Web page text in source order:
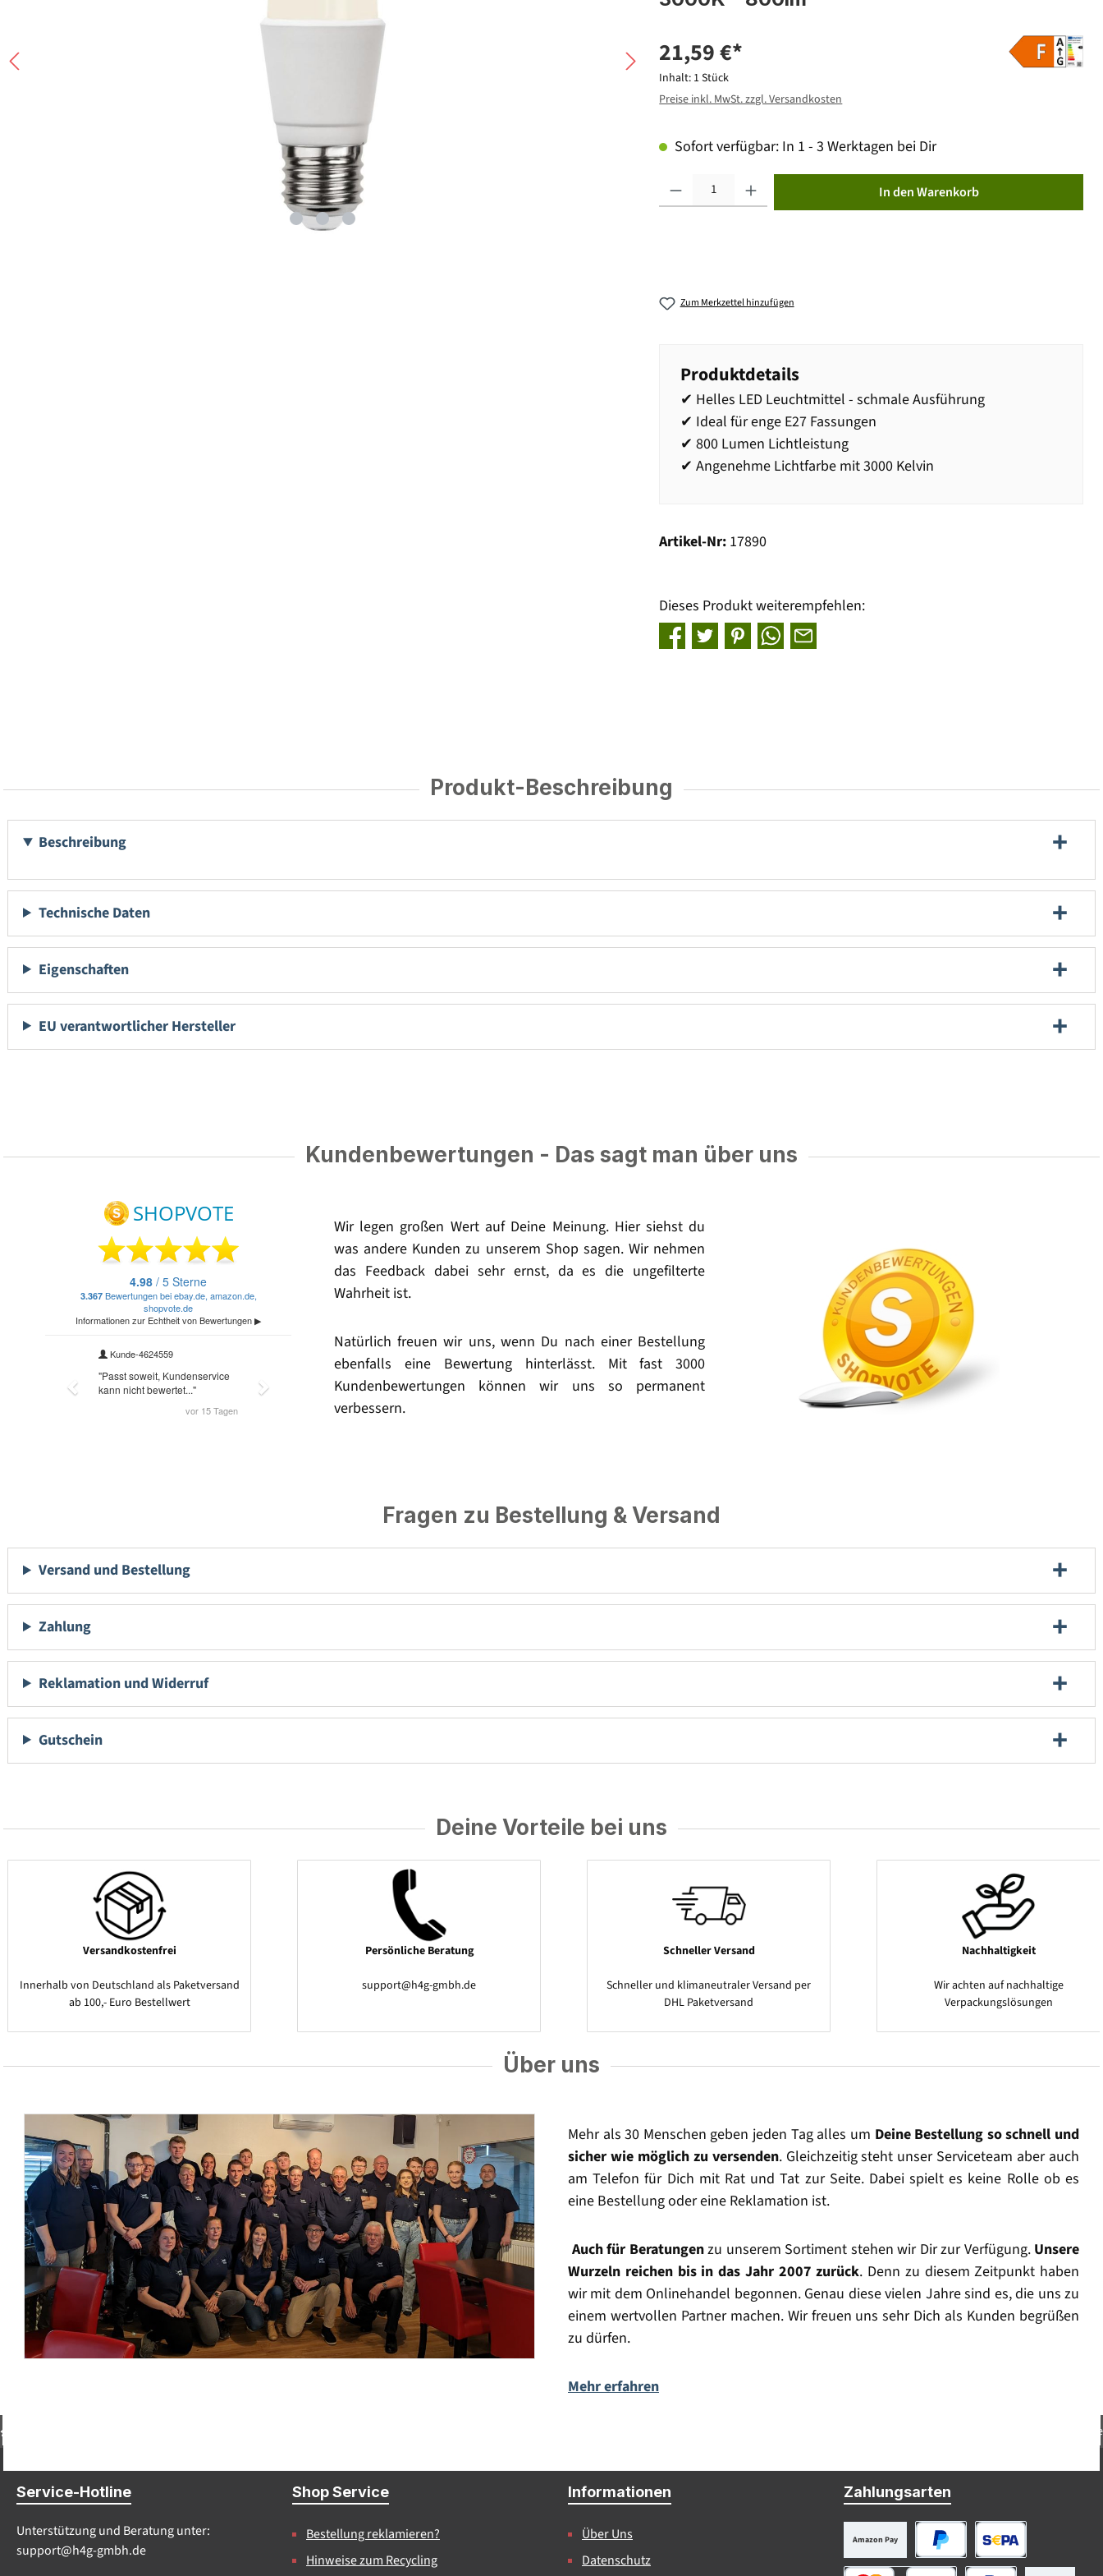
21,59 €*
Inhalt: 1 Stück
Preise inkl. MwSt. zzgl. Versandkosten
Sofort verfügbar: In 1 - 3 Werktagen bei Dir
In den Warenkorb
Zum Merkzettel hinzufügen
Produktdetails
✔ Helles LED Leuchtmittel - schmale Ausführung
✔ Ideal für enge E27 Fassungen
✔ 800 Lumen Lichtleistung
✔ Angenehme Lichtfarbe mit 3000 Kelvin
Artikel-Nr: 17890
Dieses Produkt weiterempfehlen:
Produkt-Beschreibung
Beschreibung
Technische Daten
Eigenschaften
EU verantwortlicher Hersteller
Kundenbewertungen - Das sagt man über uns
Wir legen großen Wert auf Deine Meinung. Hier siehst du
was andere Kunden zu unserem Shop sagen. Wir nehmen
das Feedback dabei sehr ernst, da es die ungefilterte
Wahrheit ist.
Natürlich freuen wir uns, wenn Du nach einer Bestellung
ebenfalls eine Bewertung hinterlässt. Mit fast 3000
Kundenbewertungen können wir uns so permanent
verbessern.
Fragen zu Bestellung & Versand
Versand und Bestellung
Zahlung
Reklamation und Widerruf
Gutschein
Deine Vorteile bei uns
Versandkostenfrei
Innerhalb von Deutschland als Paketversand
ab 100,- Euro Bestellwert
Persönliche Beratung
support@h4g-gmbh.de
Schneller Versand
Schneller und klimaneutraler Versand per
DHL Paketversand
Nachhaltigkeit
Wir achten auf nachhaltige
Verpackungslösungen
Über uns
Mehr als 30 Menschen geben jeden Tag alles um Deine Bestellung so schnell und
sicher wie möglich zu versenden. Gleichzeitig steht unser Serviceteam aber auch
am Telefon für Dich mit Rat und Tat zur Seite. Dabei spielt es keine Rolle ob es
eine Bestellung oder eine Reklamation ist.
Auch für Beratungenzu unserem Sortiment stehen wir Dir zur Verfügung. Unsere
Wurzeln reichen bis in das Jahr 2007 zurück. Denn zu diesem Zeitpunkt haben
wir mit dem Onlinehandel begonnen. Genau diese vielen Jahre sind es, die uns zu
einem wertvollen Partner machen. Wir freuen uns sehr Dich als Kunden begrüßen
zu dürfen.
Mehr erfahren
Beratung: support@h4g-gmbh.de
Service-Hotline
Unterstützung und Beratung unter:
support@h4g-gmbh.de
Shop Service
Bestellung reklamieren?
Hinweise zum Recycling
Informationen
Über Uns
Datenschutz
Zahlungsarten
Amazon Pay
PayPal SEPA Lastschrift